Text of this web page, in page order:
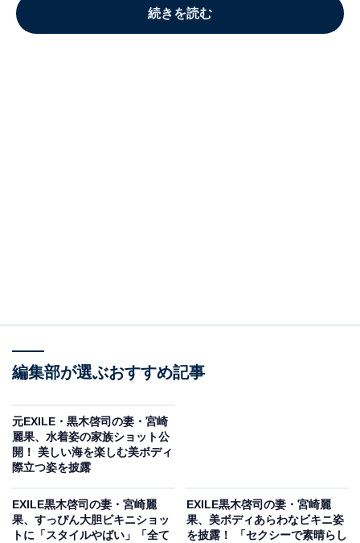
続きを読む
編集部が選ぶおすすめ記事
元EXILE・黒木啓司の妻・宮崎
麗果、水着姿の家族ショット公
開！ 美しい海を楽しむ美ボディ
際立つ姿を披露
EXILE黒木啓司の妻・宮崎麗
果、すっぴん大胆ビキニショッ
トに「スタイルやばい」「全て
EXILE黒木啓司の妻・宮崎麗
果、美ボディあらわなビキニ姿
を披露！ 「セクシーで素晴らし